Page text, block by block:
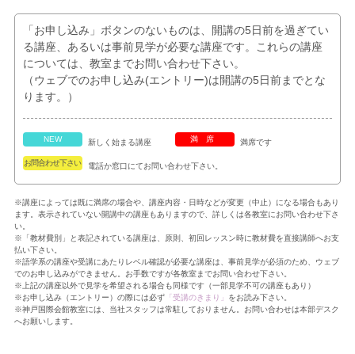
「お申し込み」ボタンのないものは、開講の5日前を過ぎてい
る講座、あるいは事前見学が必要な講座です。これらの講座
については、教室までお問い合わせ下さい。
（ウェブでのお申し込み(エントリー)は開講の5日前までとな
ります。）
NEW 新しく始まる講座 満席 満席です
お問合わせ下さい 電話か窓口にてお問い合わせ下さい。
※講座によっては既に満席の場合や、講座内容・日時などが変更（中止）になる場合もあり
ます。表示されていない開講中の講座もありますので、詳しくは各教室にお問い合わせ下さ
い。
※「教材費別」と表記されている講座は、原則、初回レッスン時に教材費を直接講師へお支
払い下さい。
※語学系の講座や受講にあたりレベル確認が必要な講座は、事前見学が必須のため、ウェブ
でのお申し込みができません。お手数ですが各教室までお問い合わせ下さい。
※上記の講座以外で見学を希望される場合も同様です（一部見学不可の講座もあり）
※お申し込み（エントリー）の際には必ず「受講のきまり」 をお読み下さい。
※神戸国際会館教室には、当社スタッフは常駐しておりません。お問い合わせは本部デスク
へお願いします。